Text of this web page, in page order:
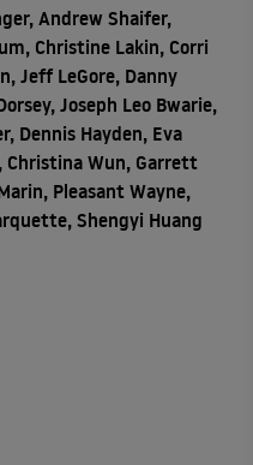
Andrew Shaifer,
Christine Lakin, Corri
Jeff LeGore, Danny
Joseph Leo Bwarie,
Dennis Hayden, Eva
Christina Wun, Garrett
Pleasant Wayne,
Shengyi Huang